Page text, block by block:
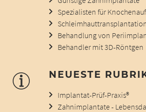
Spezialisten für
Behandlung von
Behandler mit 3D-Röntgen
NEUESTE
Implantat-Prüf-Praxis®
Zahnimplantate -